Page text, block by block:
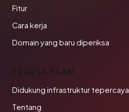
Fitur
Cara kerja
Domain yang baru diperiksa
PERUSAHAAN
Didukung infrastruktur tepercaya
Tentang